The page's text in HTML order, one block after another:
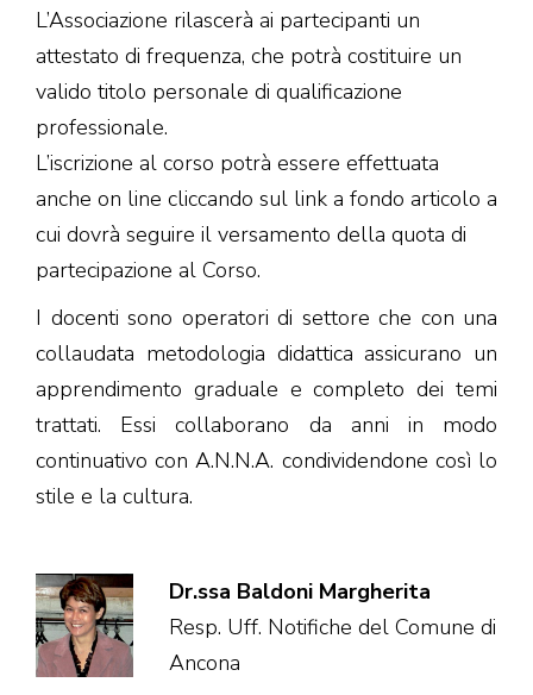
L’Associazione rilascerà ai partecipanti un
attestato di frequenza, che potrà costituire un
valido titolo personale di qualificazione
professionale.
L’iscrizione al corso potrà essere effettuata
anche on line cliccando sul link a fondo articolo a
cui dovrà seguire il versamento della quota di
partecipazione al Corso.
I docenti sono operatori di settore che con una
collaudata metodologia didattica assicurano un
apprendimento graduale e completo dei temi
trattati. Essi collaborano da anni in modo
continuativo con A.N.N.A. condividendone così lo
stile e la cultura.
Dr.ssa Baldoni Margherita
Resp. Uff. Notifiche del Comune di
Ancona